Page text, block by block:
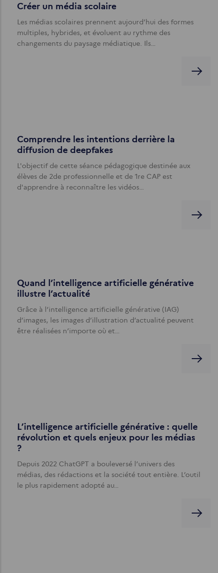
Créer un média scolaire
Les médias scolaires prennent aujourd’hui des formes
multiples, hybrides, et évoluent au rythme des
changements du paysage médiatique. Ils…
Comprendre les intentions derrière la
diffusion de deepfakes
L'objectif de cette séance pédagogique destinée aux
élèves de 2de professionnelle et de 1re CAP est
d'apprendre à reconnaître les vidéos…
Quand l’intelligence artificielle générative
illustre l’actualité
Grâce à l’intelligence artificielle générative (IAG)
d’images, les images d’illustration d’actualité peuvent
être réalisées n’importe où et…
L’intelligence artificielle générative : quelle
révolution et quels enjeux pour les médias
?
Depuis 2022 ChatGPT a bouleversé l’univers des
médias, des rédactions et la société tout entière. L’outil
le plus rapidement adopté au…